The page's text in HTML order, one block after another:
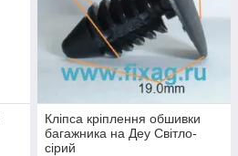
Кліпса кріплення обшивки
багажника на Деу Світло-
сірий